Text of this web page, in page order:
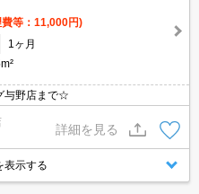
費等：11,000円)
1ヶ月
与野店まで☆
詳細を見る
表示する